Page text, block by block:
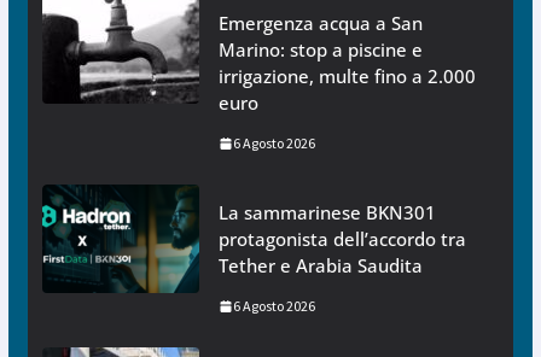
Emergenza acqua a San
Marino: stop a piscine e
irrigazione, multe fino a 2.000
euro
6 Agosto 2026
La sammarinese BKN301
protagonista dell’accordo tra
Tether e Arabia Saudita
6 Agosto 2026